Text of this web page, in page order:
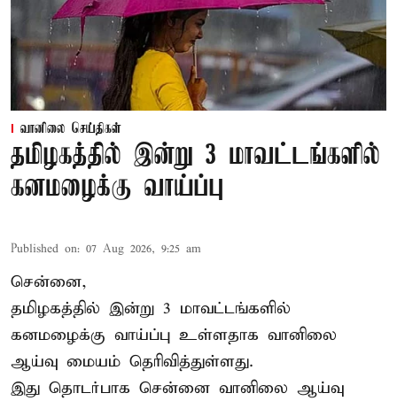
வானிலை செய்திகள்
தமிழகத்தில் இன்று 3 மாவட்டங்களில்
கனமழைக்கு வாய்ப்பு
Published on: 07 Aug 2026, 9:25 am
சென்னை,
தமிழகத்தில் இன்று 3 மாவட்டங்களில்
கனமழைக்கு வாய்ப்பு உள்ளதாக வானிலை
ஆய்வு மையம் தெரிவித்துள்ளது.
இது தொடர்பாக சென்னை வானிலை ஆய்வு